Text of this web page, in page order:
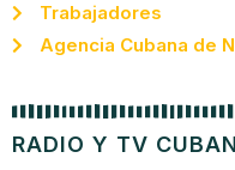
Trabajadores
Agencia Cubana de
RADIO Y TV